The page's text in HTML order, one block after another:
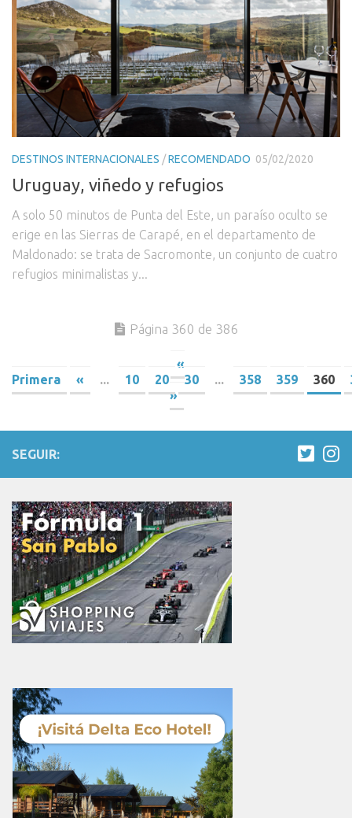
DESTINOS INTERNACIONALES /RECOMENDADO 05/02/2020
Uruguay, viñedo y refugios
A solo 50 minutos de Punta del Este, un paraíso oculto se
erige en las Sierras de Carapé, en el departamento de
Maldonado: se trata de Sacromonte, un conjunto de cuatro
refugios minimalistas y...
Página 360 de 386
«
Primera
« ... 10 20 30 ... 358 359 360
»
SEGUIR: